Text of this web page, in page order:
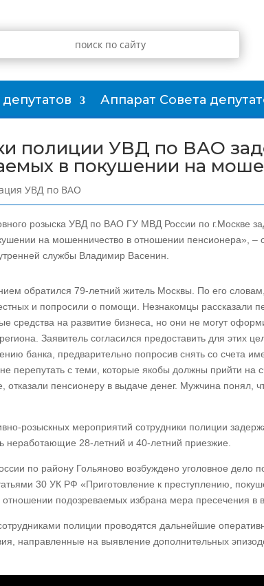
Аппарат Совета
полиции УВД по ВАО
в покушении на
УВД по ВАО
розыска УВД по ВАО ГУ МВД России по г.Москве
на мошенничество в отношении пенсионера»,
службы Владимир Васенин.
обратился 79-летний житель Москвы. По его
и попросили о помощи. Незнакомцы рассказали
средства на развитие бизнеса, но они не могут
Заявитель согласился предоставить для этих
банка, предварительно попросив снять со счета
перепутать с теми, которые якобы должны прийти на
отказали пенсионеру в выдаче денег. Мужчина понял,
розыскных мероприятий сотрудники полиции
неработающие 28-летний и 40-летний приезжие.
по району Гольяново возбуждено уголовное дело
30 УК РФ «Приготовление к преступлению,
подозреваемых избрана мера пресечения в
полиции проводятся дальнейшие
направленные на выявление дополнительных